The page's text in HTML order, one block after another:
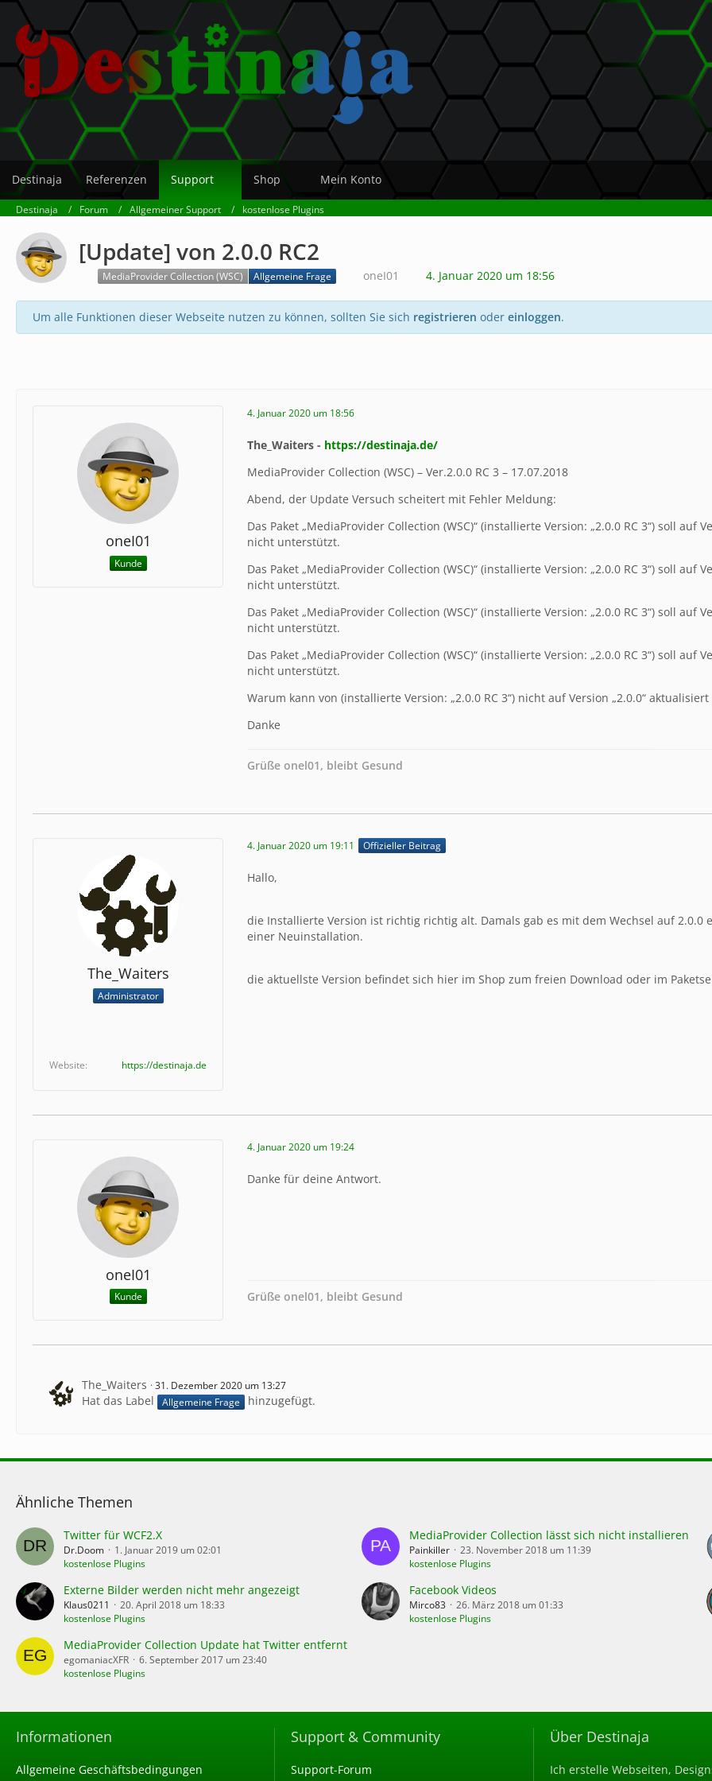
Destinaja Referenzen Support Shop Mein Konto
Destinaja Forum Allgemeiner Support kostenlose Plugins
[Update] von 2.0.0 RC2
MediaProvider Collection (WSC) Allgemeine Frage oneI01 4. Januar 2020 um 18:56
Um alle Funktionen dieser Webseite nutzen zu können, sollten Sie sich registrieren oder einloggen.
oneI01
Kunde
4. Januar 2020 um 18:56
The_Waiters - https://destinaja.de/
MediaProvider Collection (WSC) – Ver.2.0.0 RC 3 – 17.07.2018
Abend, der Update Versuch scheitert mit Fehler Meldung:
Das Paket „MediaProvider Collection (WSC)“ (installierte Version: „2.0.0 RC 3“) soll
nicht unterstützt.
Das Paket „MediaProvider Collection (WSC)“ (installierte Version: „2.0.0 RC 3“) soll
nicht unterstützt.
Das Paket „MediaProvider Collection (WSC)“ (installierte Version: „2.0.0 RC 3“) soll
nicht unterstützt.
Das Paket „MediaProvider Collection (WSC)“ (installierte Version: „2.0.0 RC 3“) soll
nicht unterstützt.
Warum kann von (installierte Version: „2.0.0 RC 3“) nicht auf Version „2.0.0“
Danke
Grüße onel01, bleibt Gesund
The_Waiters
Administrator
Website https://destinaja.de
4. Januar 2020 um 19:11 Offizieller Beitrag
Hallo,
die Installierte Version ist richtig richtig alt. Damals gab es mit dem Wechsel auf
einer Neuinstallation.
die aktuellste Version befindet sich hier im Shop zum freien Download oder im
oneI01
Kunde
4. Januar 2020 um 19:24
Danke für deine Antwort.
Grüße onel01, bleibt Gesund
The_Waiters 31. Dezember 2020 um 13:27
Hat das Label Allgemeine Frage hinzugefügt.
Ähnliche Themen
Twitter für WCF2.X
Dr.Doom
1. Januar 2019 um 02:01
kostenlose Plugins
MediaProvider Collection lässt sich nicht installieren
Painkiller
23. November 2018 um 11:39
kostenlose Plugins
Externe Bilder werden nicht mehr angezeigt
Klaus0211
20. April 2018 um 18:33
kostenlose Plugins
Facebook Videos
Mirco83
26. März 2018 um 01:33
kostenlose Plugins
MediaProvider Collection Update hat Twitter entfernt
egomaniacXFR
6. September 2017 um 23:40
kostenlose Plugins
Informationen
Allgemeine Geschäftsbedingungen
Support & Community
Support-Forum
Über Destinaja
Ich erstelle Webseiten,